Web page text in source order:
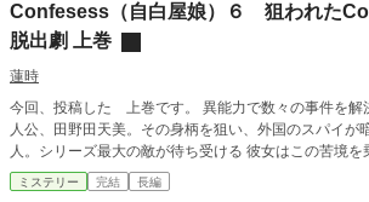
Confesess（自白屋娘）６ 狙われた
脱出劇 上巻
蓮時
今回、投稿した 上巻です。 異能力で数々の事件を解
人公、田野田天美。その身柄を狙い、外国のスパイが
人。シリーズ最大の敵が待ち受ける 彼女はこの苦境を
ミステリー 完結 長編